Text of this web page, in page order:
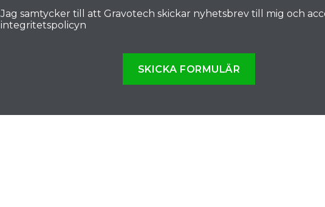
Jag samtycker till att Gravotech skickar nyhetsbrev till mig och
integritetspolicyn
SKICKA FORMULÄR